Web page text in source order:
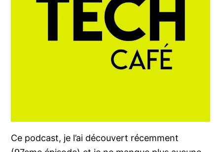
Ce podcast, je l’ai découvert récemment